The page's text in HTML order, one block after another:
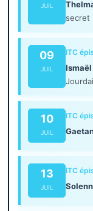
JUIL
secret
09
JUIL
ITC
10
JUIL
ITC
13
JUIL
ITC